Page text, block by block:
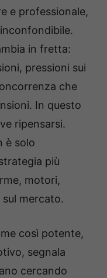
e professionale,
in fretta:
pressioni sui
che
In questo
ripensarsi.
è solo
più
motori,
mercato.
così potente,
segnala
cercando